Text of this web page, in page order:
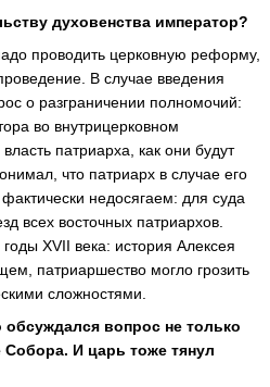
духовенства император?
проводить церковную реформу,
В случае введения
о разграничении полномочий:
во внутрицерковном
патриарха, как они будут
что патриарх в случае его
недосягаем: для суда
всех восточных патриархов.
XVII века: история Алексея
патриаршество могло грозить
сложностями.
вопрос не только
И царь тоже тянул